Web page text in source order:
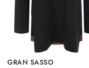
GRAN SASSO